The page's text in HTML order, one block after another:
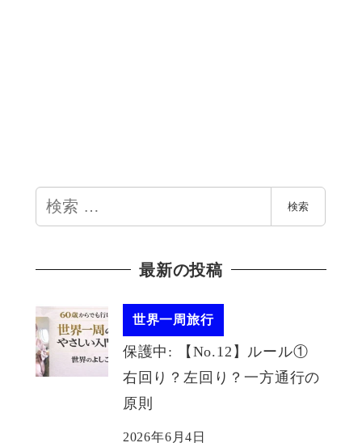
検
索
検索
最新の投稿
世界一周旅行
保護中: 【No.12】ルール①
右回り？左回り？一方通行の
原則
2026年6月4日